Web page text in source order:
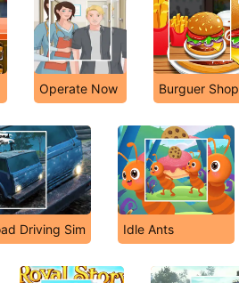
Operate Now Burguer Shop
Driving Sim Idle Ants